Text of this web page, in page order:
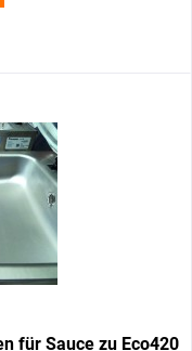
für Sauce zu Eco420